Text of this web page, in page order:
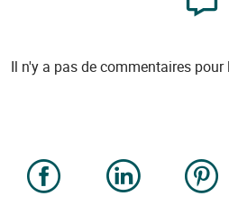
Il n'y a pas de commentaires pour